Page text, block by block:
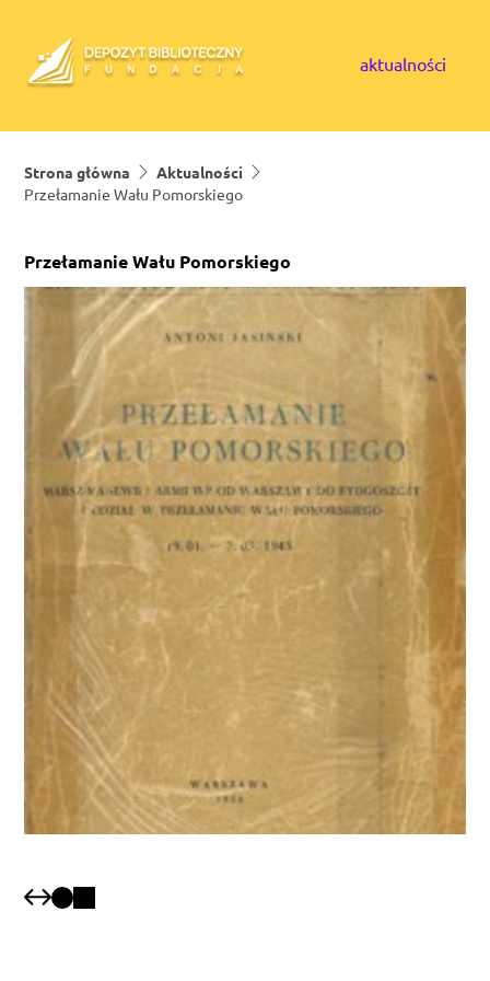
aktualności
Strona główna
Aktualności
Przełamanie Wału Pomorskiego
Przełamanie Wału Pomorskiego